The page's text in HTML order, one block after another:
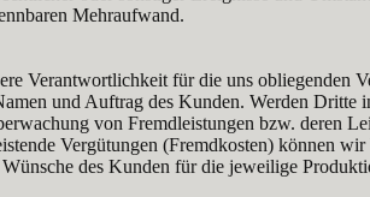
Mehraufwand.
Verantwortlichkeit für die uns obliegenden
und Auftrag des Kunden. Werden
von Fremdleistungen bzw. deren
Vergütungen (Fremdkosten) können
des Kunden für die jeweilige